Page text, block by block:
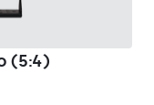
(5:4)